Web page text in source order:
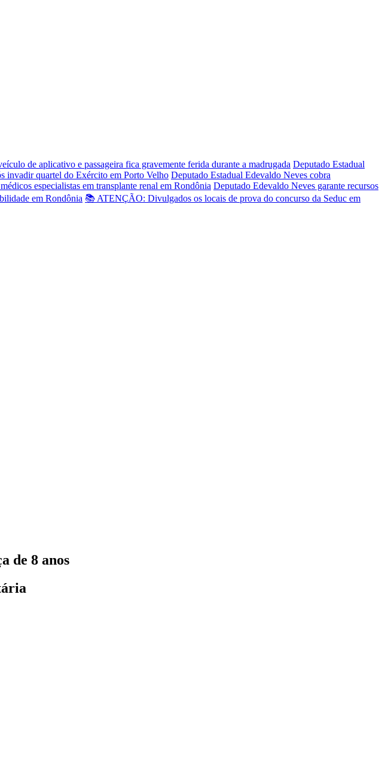
de aplicativo e passageira fica gravemente ferida durante a madrugada Deputado Estadual
invadir quartel do Exército em Porto Velho Deputado Estadual Edevaldo Neves cobra
especialistas em transplante renal em Rondônia Deputado Edevaldo Neves garante recursos
em Rondônia 📚 ATENÇÃO: Divulgados os locais de prova do concurso da Seduc em
de 8 anos